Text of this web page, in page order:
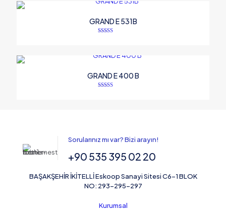
GRAND E 531B
GRAND E 400 B
Sorularınız mı var? Bizi arayın!
+90 535 395 02 20
BAŞAKŞEHİR İKİTELLİ Eskoop Sanayi Sitesi C6-1 BLOK
NO: 293-295-297
Kurumsal